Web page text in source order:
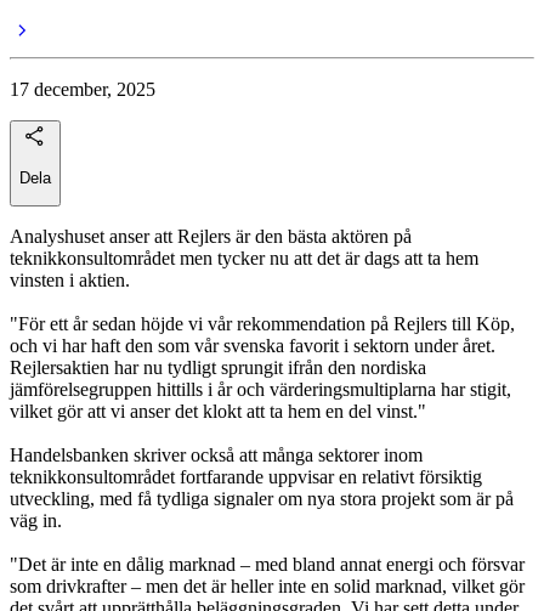
17 december, 2025
Dela
Analyshuset anser att Rejlers är den bästa aktören på
teknikkonsultområdet men tycker nu att det är dags att ta hem
vinsten i aktien.
"För ett år sedan höjde vi vår rekommendation på Rejlers till Köp,
och vi har haft den som vår svenska favorit i sektorn under året.
Rejlersaktien har nu tydligt sprungit ifrån den nordiska
jämförelsegruppen hittills i år och värderingsmultiplarna har stigit,
vilket gör att vi anser det klokt att ta hem en del vinst."
Handelsbanken skriver också att många sektorer inom
teknikkonsultområdet fortfarande uppvisar en relativt försiktig
utveckling, med få tydliga signaler om nya stora projekt som är på
väg in.
"Det är inte en dålig marknad – med bland annat energi och försvar
som drivkrafter – men det är heller inte en solid marknad, vilket gör